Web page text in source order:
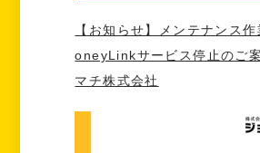
【お知らせ】メンテナンス
oneyLinkサービス停止のご
マチ株式会社